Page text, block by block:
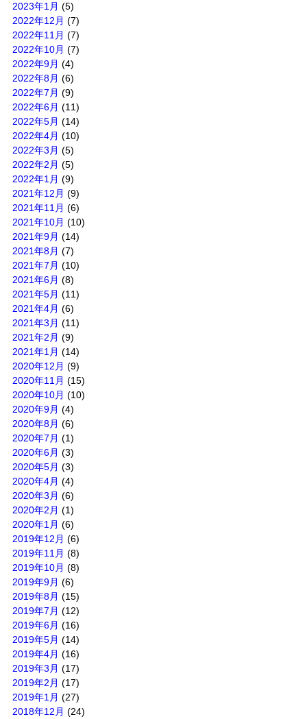
2023年1月 (5)
2022年12月 (7)
2022年11月 (7)
2022年10月 (7)
2022年9月 (4)
2022年8月 (6)
2022年7月 (9)
2022年6月 (11)
2022年5月 (14)
2022年4月 (10)
2022年3月 (5)
2022年2月 (5)
2022年1月 (9)
2021年12月 (9)
2021年11月 (6)
2021年10月 (10)
2021年9月 (14)
2021年8月 (7)
2021年7月 (10)
2021年6月 (8)
2021年5月 (11)
2021年4月 (6)
2021年3月 (11)
2021年2月 (9)
2021年1月 (14)
2020年12月 (9)
2020年11月 (15)
2020年10月 (10)
2020年9月 (4)
2020年8月 (6)
2020年7月 (1)
2020年6月 (3)
2020年5月 (3)
2020年4月 (4)
2020年3月 (6)
2020年2月 (1)
2020年1月 (6)
2019年12月 (6)
2019年11月 (8)
2019年10月 (8)
2019年9月 (6)
2019年8月 (15)
2019年7月 (12)
2019年6月 (16)
2019年5月 (14)
2019年4月 (16)
2019年3月 (17)
2019年2月 (17)
2019年1月 (27)
2018年12月 (24)